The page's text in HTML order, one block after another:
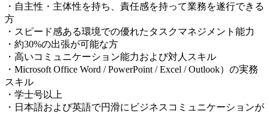
・自主性・主体性を持ち、責任感を持って業務を遂行できる
方
・スピード感ある環境での優れたタスクマネジメント能力
・約30%の出張が可能な方
・高いコミュニケーション能力および対人スキル
・Microsoft Office Word / PowerPoint / Excel / Outlook）の実務
スキル
・学士号以上
・日本語および英語で円滑にビジネスコミュニケーションが